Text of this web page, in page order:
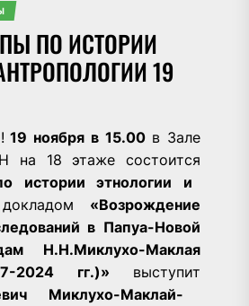
ПО ИСТОРИИ
19
19 ноября в 15.00в Зале
на 18 этаже состоится
истории этнологии и
«Возрождение
в Папуа-Новой
Н.Н.Миклухо-Маклая
2024 гг.)» выступит
Миклухо-Маклай-